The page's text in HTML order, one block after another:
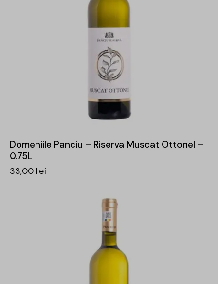
Domeniile Panciu – Riserva Muscat Ottonel –
0.75L
33,00 lei